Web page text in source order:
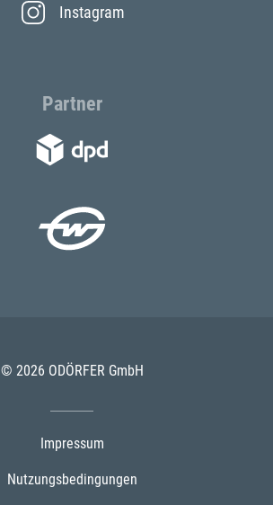
Instagram
Partner
© 2026 ODÖRFER GmbH
Impressum
Nutzungsbedingungen